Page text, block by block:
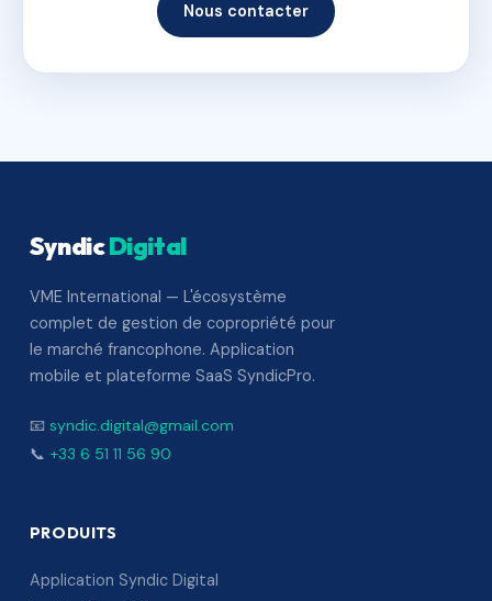
Nous contacter
SyndicDigital
VME International — L'écosystème
complet de gestion de copropriété pour
le marché francophone. Application
mobile et plateforme SaaS SyndicPro.
📧 syndic.digital@gmail.com
📞 +33 6 51 11 56 90
PRODUITS
Application Syndic Digital